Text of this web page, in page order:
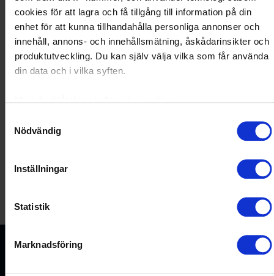
cookies för att lagra och få tillgång till information på din
enhet för att kunna tillhandahålla personliga annonser och
innehåll, annons- och innehållsmätning, åskådarinsikter och
produktutveckling. Du kan själv välja vilka som får använda
din data och i vilka syften.
kan ha en noggrannhet på upp till flera meter
Ta reda på mer om hur dina personliga uppgifter behandlas
ändra eller dra tillbaka ditt samtycke när som helst från
Vi använder enhetsidentifierare för att anpassa innehållet
Nödvändig
Inställningar
Statistik
Marknadsföring
Officiella partners